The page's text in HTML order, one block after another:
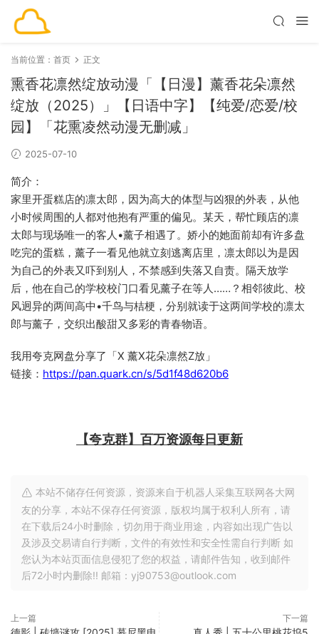
当前位置： 首页 正文
熏香花凛然绽放动漫「【日漫】薰香花朵凛然
绽放（2025）」【日语中字】【纯爱/恋爱/校
园】「花熏凌然动漫无删减」
2025-07-10
简介：
家里开蛋糕店的凛太郎，因为高大的体型与凶狠的外表，从他
小时候周围的人都对他抱有严重的偏见。某天，帮忙顾店的凛
太郎与现场唯一的客人•薰子相遇了。娇小的她面前却有许多盘
吃完的蛋糕，薰子一看见他就立刻逃离店里，凛太郎以为是因
为自己的外表又吓到别人，不禁感到失落又自责。隔天放学
后，他在自己的学校校门口看见薰子在等人……？相邻彼此、校
风迥异的两间高中•千鸟与桔梗，分别就读于这两间学校的凛太
郎与薰子，交织出酸甜又多彩的青春物语。
我用夸克网盘分享了「X 薰X花朵凛然Z放」
链接： https://pan.quark.cn/s/5d1f48d620b6
【夸克群】百万资源每日更新
本站不储存任何资源，资源来自于机器人采集互联网各大网
友的分享，本站不保存任何资源，版权均属于权利人所有，请
在下载后24小时删除，切勿用于商业用途，内容如出现广告以
及涉及交易请自行判断，文件的有效性和安全性需自行判断 如
您认为本站页面信息侵犯了您的权益，请邮件告知，收到邮件
后72小时内删除!! 邮箱：yj90753@outlook.com
上一篇 下一篇